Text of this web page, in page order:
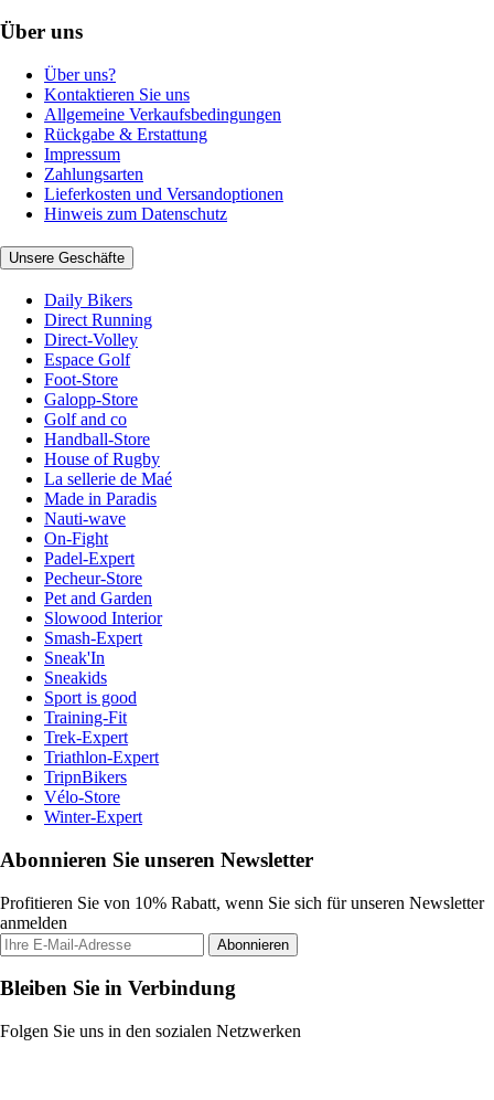
Über uns
Über uns?
Kontaktieren Sie uns
Allgemeine Verkaufsbedingungen
Rückgabe & Erstattung
Impressum
Zahlungsarten
Lieferkosten und Versandoptionen
Hinweis zum Datenschutz
Unsere Geschäfte
Daily Bikers
Direct Running
Direct-Volley
Espace Golf
Foot-Store
Galopp-Store
Golf and co
Handball-Store
House of Rugby
La sellerie de Maé
Made in Paradis
Nauti-wave
On-Fight
Padel-Expert
Pecheur-Store
Pet and Garden
Slowood Interior
Smash-Expert
Sneak'In
Sneakids
Sport is good
Training-Fit
Trek-Expert
Triathlon-Expert
TripnBikers
Vélo-Store
Winter-Expert
Abonnieren Sie unseren Newsletter
Profitieren Sie von 10% Rabatt, wenn Sie sich für unseren Newsletter
anmelden
Abonnieren
Bleiben Sie in Verbindung
Folgen Sie uns in den sozialen Netzwerken